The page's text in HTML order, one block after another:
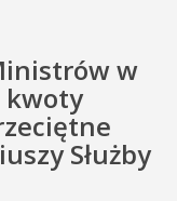
w
kwoty
Służby